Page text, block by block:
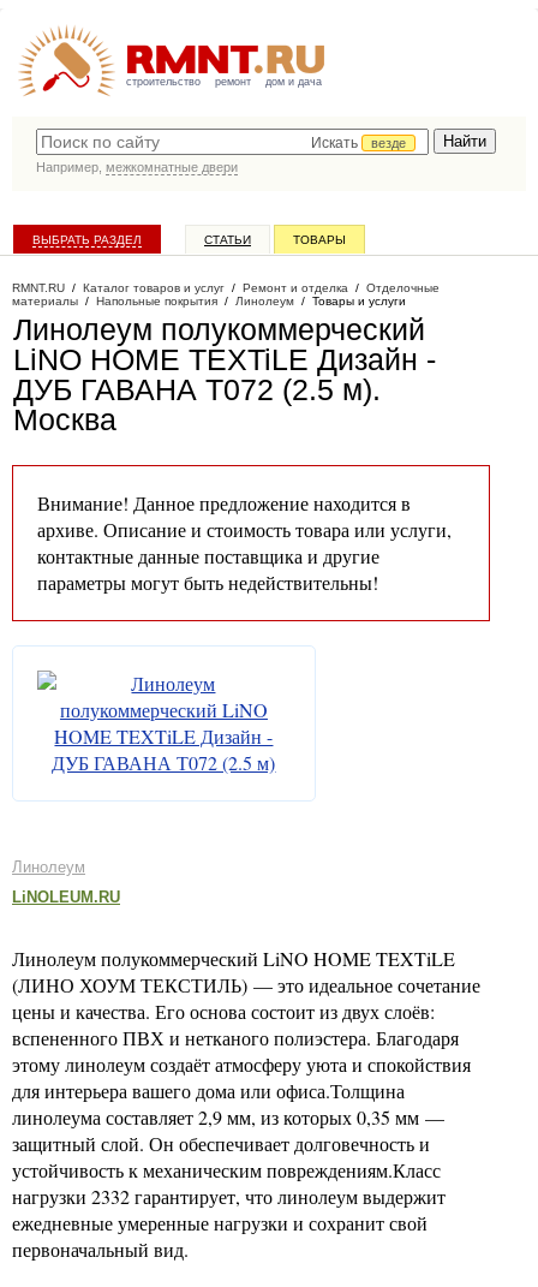
строительство ремонт дом и дача
Искать
везде
Например, межкомнатные двери
ВЫБРАТЬ РАЗДЕЛ СТАТЬИ ТОВАРЫ
RMNT.RU / Каталог товаров и услуг / Ремонт и отделка / Отделочные
материалы / Напольные покрытия / Линолеум / Товары и услуги
Линолеум полукоммерческий
LiNO HOME TEXTiLE Дизайн -
ДУБ ГАВАНА Т072 (2.5 м).
Москва
Внимание! Данное предложение находится в
архиве. Описание и стоимость товара или услуги,
контактные данные поставщика и другие
параметры могут быть недействительны!
Линолеум
LiNOLEUM.RU
Линолеум полукоммерческий LiNO HOME TEXTiLE
(ЛИНО ХОУМ ТЕКСТИЛЬ) — это идеальное сочетание
цены и качества. Его основа состоит из двух слоёв:
вспененного ПВХ и нетканого полиэстера. Благодаря
этому линолеум создаёт атмосферу уюта и спокойствия
для интерьера вашего дома или офиса.Толщина
линолеума составляет 2,9 мм, из которых 0,35 мм —
защитный слой. Он обеспечивает долговечность и
устойчивость к механическим повреждениям.Класс
нагрузки 2332 гарантирует, что линолеум выдержит
ежедневные умеренные нагрузки и сохранит свой
первоначальный вид.